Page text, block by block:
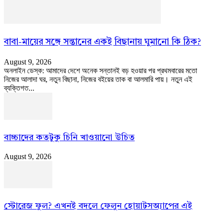
বাবা-মায়ের সঙ্গে সন্তানের একই বিছানায় ঘুমানো কি ঠিক?
August 9, 2026
অনলাইন ডেস্ক: আমাদের দেশে অনেক সন্তানই বড় হওয়ার পর প্রথমবারের মতো
নিজের আলাদা ঘর, নতুন বিছানা, নিজের বইয়ের তাক বা আলমারি পায়। নতুন এই
ব্যক্তিগত...
বাচ্চাদের কতটুকু চিনি খাওয়ানো উচিত
August 9, 2026
স্টোরেজ ফুল? এখনই বদলে ফেলুন হোয়াটসঅ্যাপের এই